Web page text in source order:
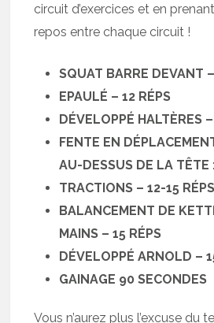
circuit d’exercices et en
repos entre chaque circuit !
SQUAT BARRE DEVANT
EPAULÉ – 12 RÉPS
DÉVELOPPÉ HALTÈRES
FENTE EN
AU-DESSUS DE LA TÊTE
TRACTIONS – 12-15 RÉPS
BALANCEMENT DE
MAINS – 15 RÉPS
DÉVELOPPÉ ARNOLD –
GAINAGE 90 SECONDES
Vous n’aurez plus l’excuse du